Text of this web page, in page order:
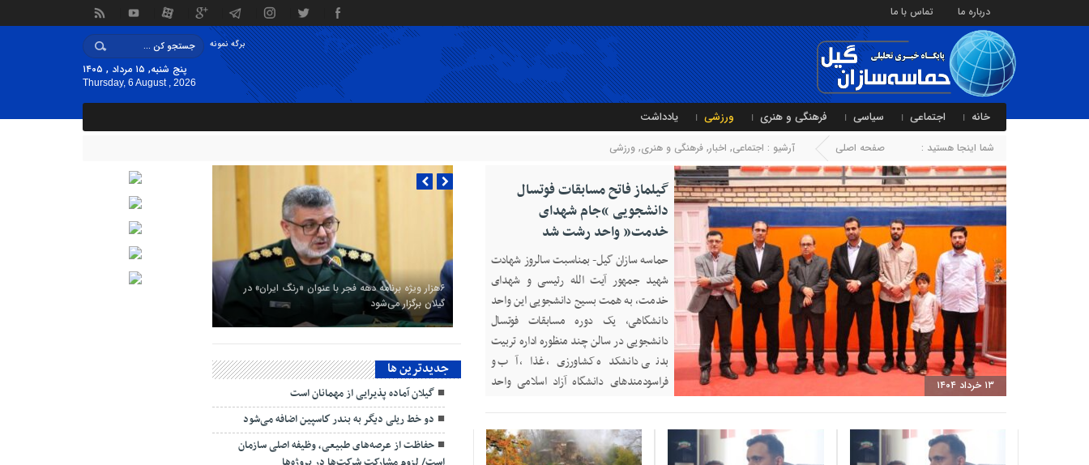
درباره ما تماس با ما
برگه نمونه
پنج شنبه, ۱۵ مرداد , ۱۴۰۵
Thursday, 6 August , 2026
خانه اجتماعی سیاسی فرهنگی و هنری ورزشی یادداشت
شما اینجا هستید : صفحه اصلی آرشیو : اجتماعی, اخبار, فرهنگی و هنری, ورزشی
۱۳ خرداد ۱۴۰۴
گیلماز فاتح مسابقات فوتسال
دانشجویی “جام شهدای
خدمت” واحد رشت شد
حماسه سازان گیل- بمناسبت سالروز شهادت
شهید جمهور آیت الله رئیسی و شهدای
خدمت، به همت بسیج دانشجویی این واحد
دانشگاهی، یک دوره مسابقات فوتسال
دانشجویی در سالن چند منظوره اداره تربیت
بدنی دانشکده کشاورزی، غذا، آب و
فراسودمند‌های دانشگاه آزاد اسلامی واحد
۶هزار ویژه برنامه دهه فجر با عنوان «رنگ ایران» در
گیلان برگزار می‌شود
جديدترين ها
گیلان آماده پذیرایی‌ از مهمانان است
دو خط ریلی دیگر به بندر كاسپین اضافه می‌شود
حفاظت از عرصه‌های طبیعی، وظیفه اصلی سازمان